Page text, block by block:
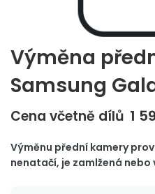
Výměna
Samsung
Cena včetně dílů 1
Výměnu přední kamery
nenatačí, je zamlžená nebo